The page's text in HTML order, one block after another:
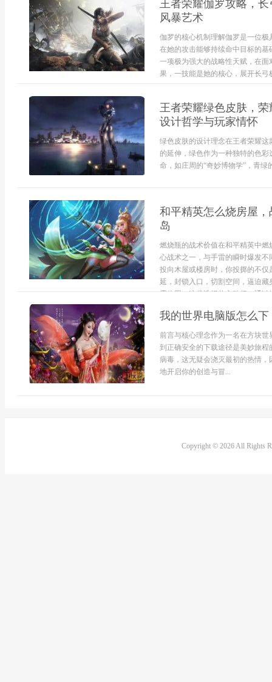
王者荣耀伽罗攻略，
风暴艺术
伽罗的核心机制理解伽罗是一位
在她的攻击能够持续命中目标的
一项极为强大的战略性天赋，在
果，一技能是她的核心，展开长弓
王者荣耀绿色皮肤，
设计哲学与玩家情怀
绿色皮肤的设计理念在王者荣耀
的延伸，绿色作为一种独特的色
命，如庄周的“奇妙博物学”，青
和平精英怎么烧房屋
岛
燃烧瓶的战术价值在和平精英中
心战术之一，与手雷的瞬时爆发
投向木屋或楼房时，你投掷的不
延，封锁入口，切割空间，逼迫
露位置，这份选择的主动权，通过
我的世界电脑版怎么
前言与核心理念作为一名在方块
到正确安全的下载途径是美妙旅
病毒，这无疑会浇灭最初的热情
地开启你的创造与冒...
Copyright © 2026 All Rights